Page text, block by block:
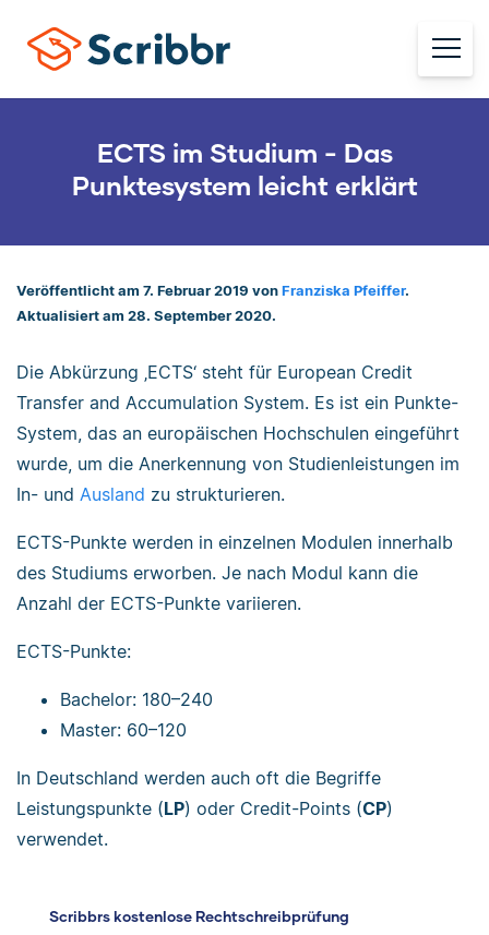
ECTS im Studium - Das
Punktesystem leicht erklärt
Veröffentlicht am 7. Februar 2019 von Franziska Pfeiffer.
Aktualisiert am 28. September 2020.
Die Abkürzung ‚ECTS‘ steht für European Credit
Transfer and Accumulation System. Es ist ein Punkte-
System, das an europäischen Hochschulen eingeführt
wurde, um die Anerkennung von Studienleistungen im
In- und Ausland zu strukturieren.
ECTS-Punkte werden in einzelnen Modulen innerhalb
des Studiums erworben. Je nach Modul kann die
Anzahl der ECTS-Punkte variieren.
ECTS-Punkte:
Bachelor: 180–240
Master: 60–120
In Deutschland werden auch oft die Begriffe
Leistungspunkte (LP) oder Credit-Points (CP)
verwendet.
Scribbrs kostenlose Rechtschreibprüfung